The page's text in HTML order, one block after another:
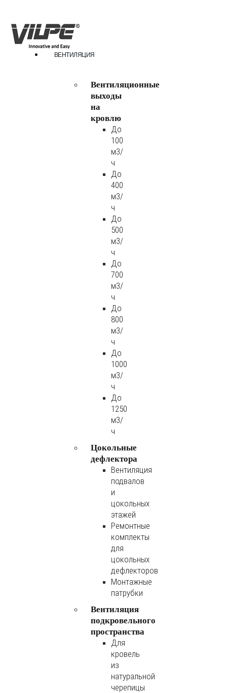
ВЕНТИЛЯЦИЯ
Вентиляционные
выходы
на
кровлю
До
100
м3/
ч
До
400
м3/
ч
До
500
м3/
ч
До
700
м3/
ч
До
800
м3/
ч
До
1000
м3/
ч
До
1250
м3/
ч
Цокольные
дефлектора
Вентиляция
подвалов
и
цокольных
этажей
Ремонтные
комплекты
для
цокольных
дефлекторов
Монтажные
патрубки
Вентиляция
подкровельного
пространства
Для
кровель
из
натуральной
черепицы